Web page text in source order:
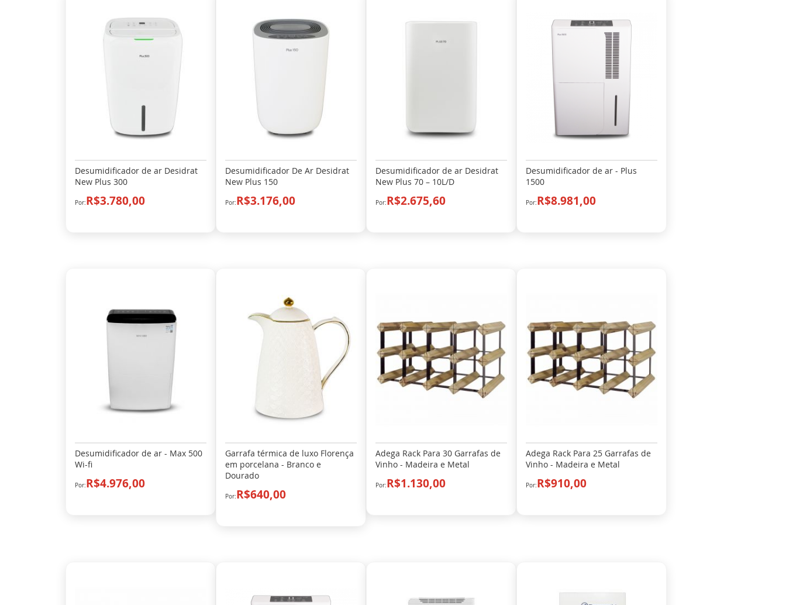
Desumidificador de ar Desidrat
New Plus 300
R$3.780,00
Desumidificador De Ar Desidrat
New Plus 150
R$3.176,00
Desumidificador de ar Desidrat
New Plus 70 – 10L/D
R$2.675,60
Desumidificador de ar - Plus
1500
R$8.981,00
Desumidificador de ar - Max 500
Wi-fi
R$4.976,00
Garrafa térmica de luxo Florença
em porcelana - Branco e
Dourado
R$640,00
Adega Rack Para 30 Garrafas de
Vinho - Madeira e Metal
R$1.130,00
Adega Rack Para 25 Garrafas de
Vinho - Madeira e Metal
R$910,00